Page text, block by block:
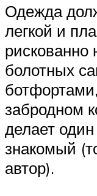
Одежда
легкой и
рискованно
болотных
забродном
делает
знакомый
автор).